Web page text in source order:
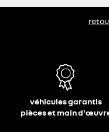
véhicules garantis
pièces et main